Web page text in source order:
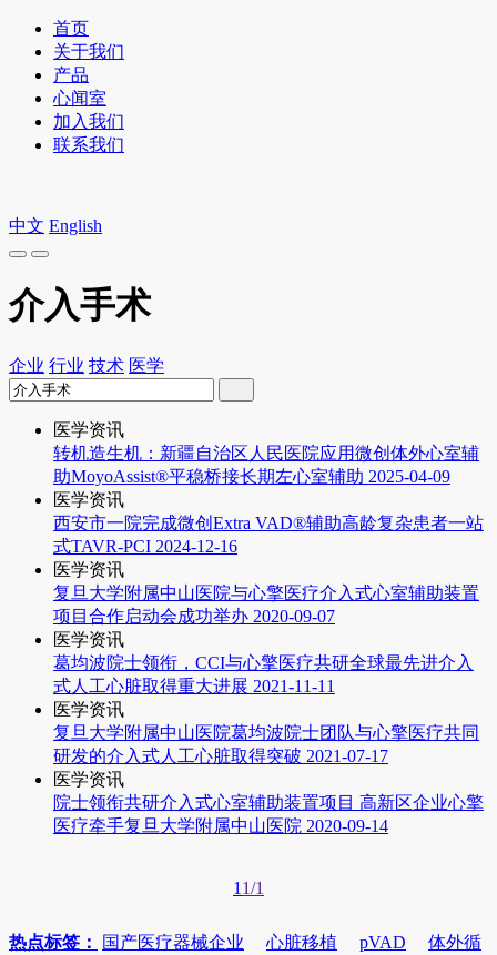
首页
关于我们
产品
心闻室
加入我们
联系我们
中文 English
介入手术
企业 行业 技术 医学
医学资讯
转机造生机：新疆自治区人民医院应用微创体外心室辅
助MoyoAssist®平稳桥接长期左心室辅助 2025-04-09
医学资讯
西安市一院完成微创Extra VAD®辅助高龄复杂患者一站
式TAVR-PCI 2024-12-16
医学资讯
复旦大学附属中山医院与心擎医疗介入式心室辅助装置
项目合作启动会成功举办 2020-09-07
医学资讯
葛均波院士领衔，CCI与心擎医疗共研全球最先进介入
式人工心脏取得重大进展 2021-11-11
医学资讯
复旦大学附属中山医院葛均波院士团队与心擎医疗共同
研发的介入式人工心脏取得突破 2021-07-17
医学资讯
院士领衔共研介入式心室辅助装置项目 高新区企业心擎
医疗牵手复旦大学附属中山医院 2020-09-14
1 1/1
热点标签： 国产医疗器械企业 心脏移植 pVAD
体外循